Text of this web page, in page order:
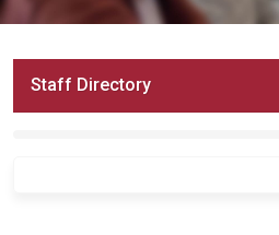
Staff Directory